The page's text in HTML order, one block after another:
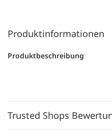
Produktinformationen
Produktbeschreibung
Trusted Shops